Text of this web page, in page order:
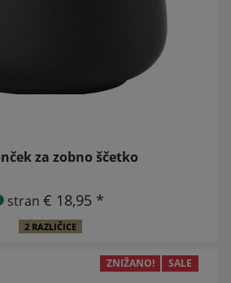
za zobno ščetko
stran€ 18,95 *
2 RAZLIČICE
ZNIŽANO! SALE